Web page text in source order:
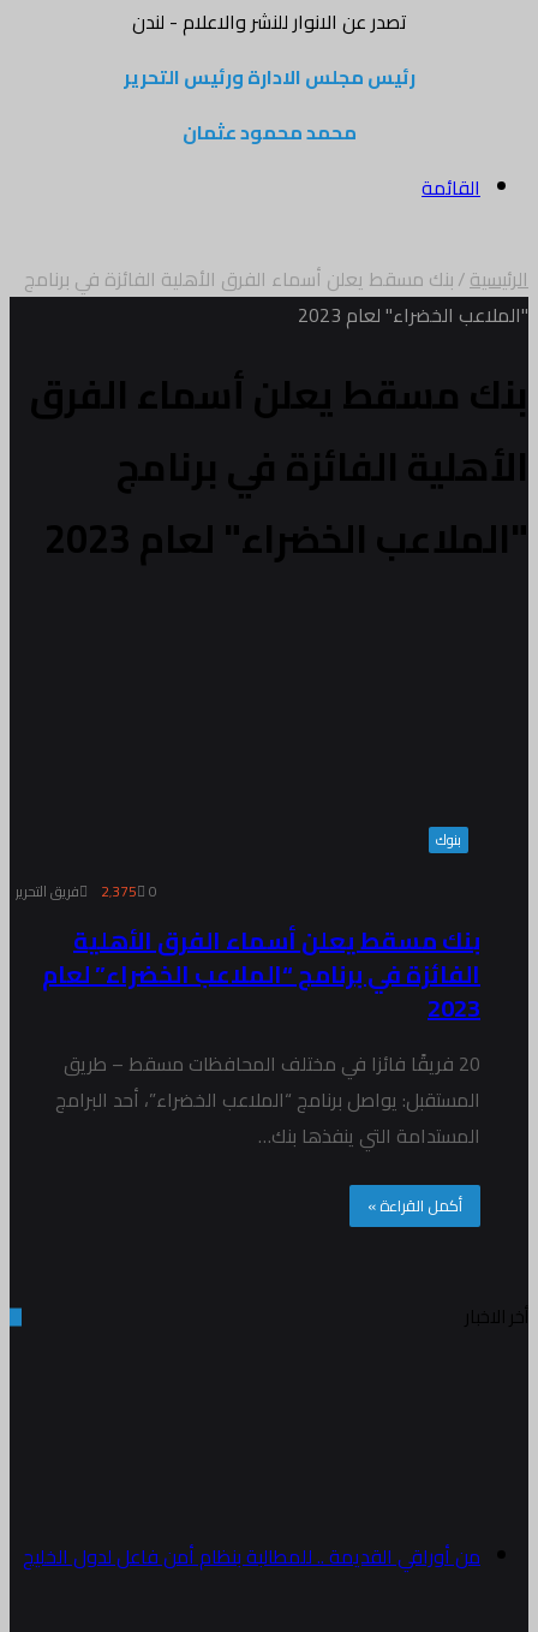
تصدر عن الانوار للنشر والاعلام - لندن
رئيس مجلس الادارة ورئيس التحرير
محمد محمود عثمان
القائمة
الرئيسية/بنك مسقط يعلن أسماء الفرق الأهلية الفائزة في برنامج
"الملاعب الخضراء" لعام 2023
بنك مسقط يعلن أسماء الفرق
الأهلية الفائزة في برنامج
"الملاعب الخضراء" لعام 2023
بنوك
فريق التحرير
0 2٬375
بنك مسقط يعلن أسماء الفرق الأهلية
الفائزة في برنامج “الملاعب الخضراء” لعام
2023
20 فريقًا فائزا في مختلف المحافظات مسقط – طريق
المستقبل: يواصل برنامج “الملاعب الخضراء”، أحد البرامج
المستدامة التي ينفذها بنك…
أكمل القراءة »
أخر الاخبار
من أوراقي القديمة .. للمطالبة بنظام أمن فاعل لدول الخليج